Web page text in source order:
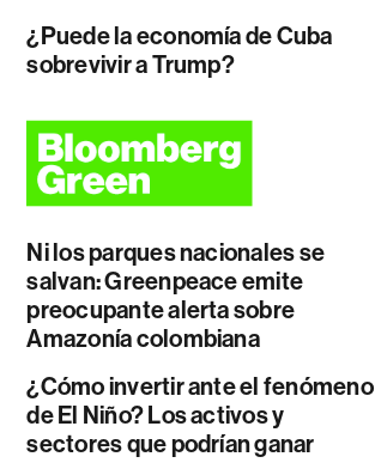
¿Puede la economía de Cuba
sobrevivir a Trump?
Ni los parques nacionales se
salvan: Greenpeace emite
preocupante alerta sobre
Amazonía colombiana
¿Cómo invertir ante el fenómeno
de El Niño? Los activos y
sectores que podrían ganar